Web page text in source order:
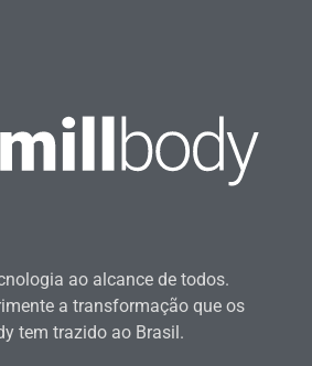
ao alcance de todos.
a transformação que os
tem trazido ao Brasil.